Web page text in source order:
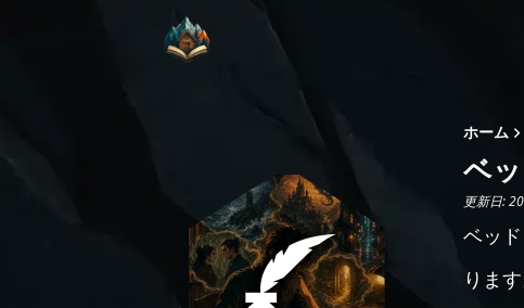
ホーム
ベ
更新日:
ベッ
りま